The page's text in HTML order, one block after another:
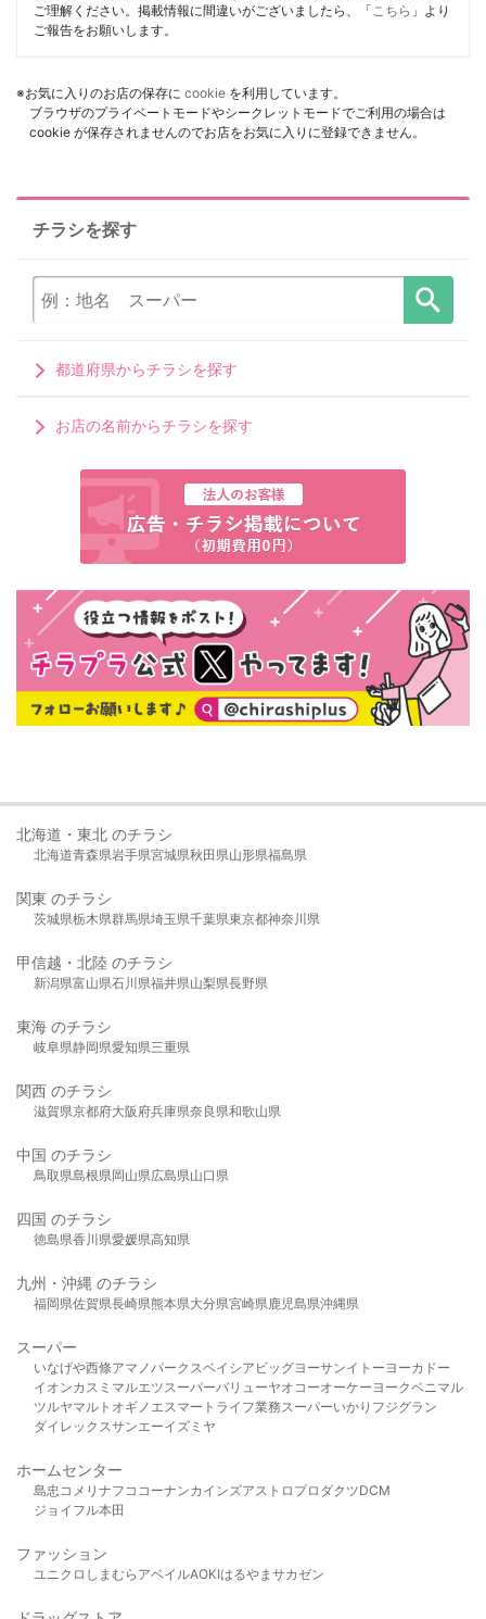
ご理解ください。掲載情報に間違いがございましたら、「 こちら 」より
ご報告をお願いします。
※お気に入りのお店の保存に cookie を利用しています。
ブラウザのプライベートモードやシークレットモードでご利用の場合は
cookie が保存されませんのでお店をお気に入りに登録できません。
チラシを探す
都道府県からチラシを探す
お店の名前からチラシを探す
北海道・東北 のチラシ
北海道青森県岩手県宮城県秋田県山形県福島県
関東 のチラシ
茨城県栃木県群馬県埼玉県千葉県東京都神奈川県
甲信越・北陸 のチラシ
新潟県富山県石川県福井県山梨県長野県
東海 のチラシ
岐阜県静岡県愛知県三重県
関西 のチラシ
滋賀県京都府大阪府兵庫県奈良県和歌山県
中国 のチラシ
鳥取県島根県岡山県広島県山口県
四国 のチラシ
徳島県香川県愛媛県高知県
九州・沖縄 のチラシ
福岡県佐賀県長崎県熊本県大分県宮崎県鹿児島県沖縄県
スーパー
いなげや西條アマノパークスベイシア ビッグヨーサンイトーヨーカドー
イオンカスミ マルエツスーパーバリューヤオコーオーケー ヨークベニマル
ツルヤマルト オギノ エスマート ライフ業務スーパーいかり フジグラン
ダイレックスサンエーイズミヤ
ホームセンター
島忠 コメリ ナフコ コーナンカインズアストロプロダクツDCM
ジョイフル本田
ファッション
ユニクロ しまむら アベイルAOKIはるやま サカゼン